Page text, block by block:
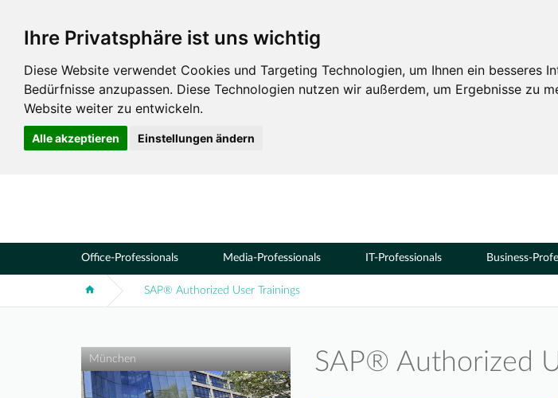
Ihre Privatsphäre ist uns wichtig
Diese Website verwendet Cookies und Targeting Technologien, um Ihnen ein besseres
Bedürfnisse anzupassen. Diese Technologien nutzen wir außerdem, um Ergebnisse zu
Website weiter zu entwickeln.
Alle akzeptieren Einstellungen ändern
Standorte
München
Office-Professionals Media-Professionals IT-Professionals Business-
SAP® Authorized User Trainings
SAP® Authorized
München